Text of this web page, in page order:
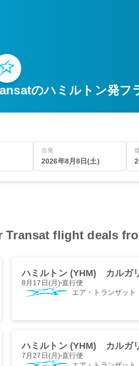
のハミルトン発フ
出発
2026年8月8日(土)
flight deals
ハミルトン (YHM) カルガ
8月17日(月)直行便
エア・トランザット
ハミルトン (YHM) カルガ
7月27日(月)直行便